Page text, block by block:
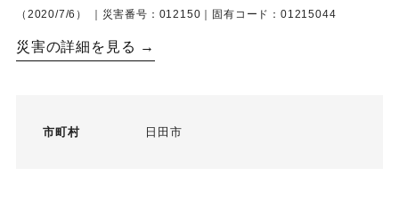
（2020/7/6） ｜災害番号：012150｜固有コード：01215044
災害の詳細を見る →
市町村 日田市